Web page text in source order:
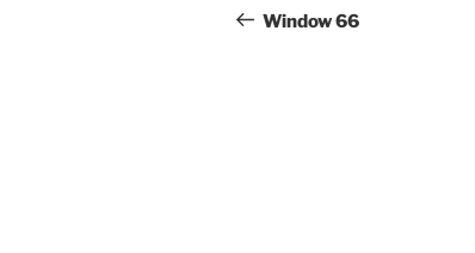
Beitrag
Window 66